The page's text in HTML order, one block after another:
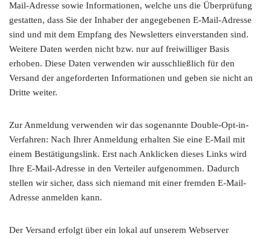
Mail-Adresse sowie Informationen, welche uns die Überprüfung
gestatten, dass Sie der Inhaber der angegebenen E-Mail-Adresse
sind und mit dem Empfang des Newsletters einverstanden sind.
Weitere Daten werden nicht bzw. nur auf freiwilliger Basis
erhoben. Diese Daten verwenden wir ausschließlich für den
Versand der angeforderten Informationen und geben sie nicht an
Dritte weiter.
Zur Anmeldung verwenden wir das sogenannte Double-Opt-in-
Verfahren: Nach Ihrer Anmeldung erhalten Sie eine E-Mail mit
einem Bestätigungslink. Erst nach Anklicken dieses Links wird
Ihre E-Mail-Adresse in den Verteiler aufgenommen. Dadurch
stellen wir sicher, dass sich niemand mit einer fremden E-Mail-
Adresse anmelden kann.
Der Versand erfolgt über ein lokal auf unserem Webserver